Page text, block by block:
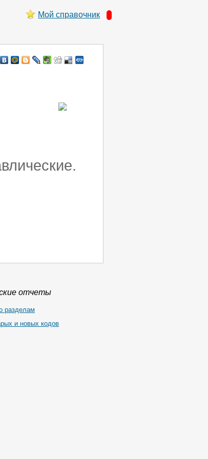
Мой справочник
отчеты
разделам
и новых кодов